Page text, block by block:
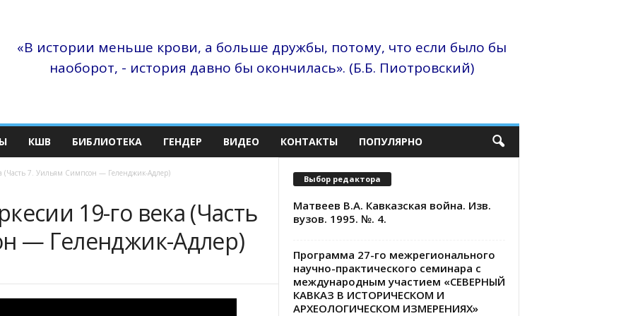
«В истории меньше крови, а больше дружбы, потому, что если было бы
наоборот, - история давно бы окончилась». (Б.Б. Пиотровский)
КШВ БИБЛИОТЕКА ГЕНДЕР ВИДЕО КОНТАКТЫ ПОПУЛЯРНО
(Часть 7. Уильям Симпсон — Геленджик-Адлер)
19-го века (Часть
— Геленджик-Адлер)
Выбор редактора
Матвеев В.А. Кавказская война. Изв.
вузов. 1995. №. 4.
Программа 27-го межрегионального
научно-практического семинара с
международным участием «СЕВЕРНЫЙ
КАВКАЗ В ИСТОРИЧЕСКОМ И
АРХЕОЛОГИЧЕСКОМ ИЗМЕРЕНИЯХ»